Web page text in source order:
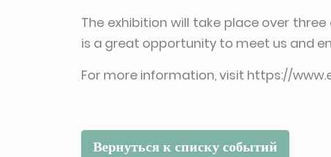
The exhibition will take place over
is a great opportunity to meet us and
For more information, visit https://
Вернуться к списку событий